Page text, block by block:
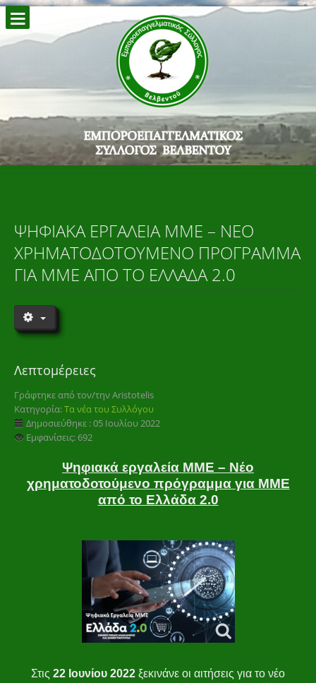
ΨΗΦΙΑΚΆ ΕΡΓΑΛΕΊΑ ΜΜΕ – ΝΈΟ
ΧΡΗΜΑΤΟΔΟΤΟΎΜΕΝΟ ΠΡΌΓΡΑΜΜΑ
ΓΙΑ ΜΜΕ ΑΠΌ ΤΟ ΕΛΛΆΔΑ 2.0
Λεπτομέρειες
Γράφτηκε από τον/τηνAristotelis
Κατηγορία:Τα νέα του Συλλόγου
Δημοσιεύθηκε : 05 Ιουλίου 2022
Εμφανίσεις: 692
Ψηφιακά εργαλεία ΜΜΕ – Νέο
χρηματοδοτούμενο πρόγραμμα για ΜΜΕ
από το Ελλάδα 2.0
Στις 22 Ιουνίου 2022 ξεκινάνε οι αιτήσεις για το νέο